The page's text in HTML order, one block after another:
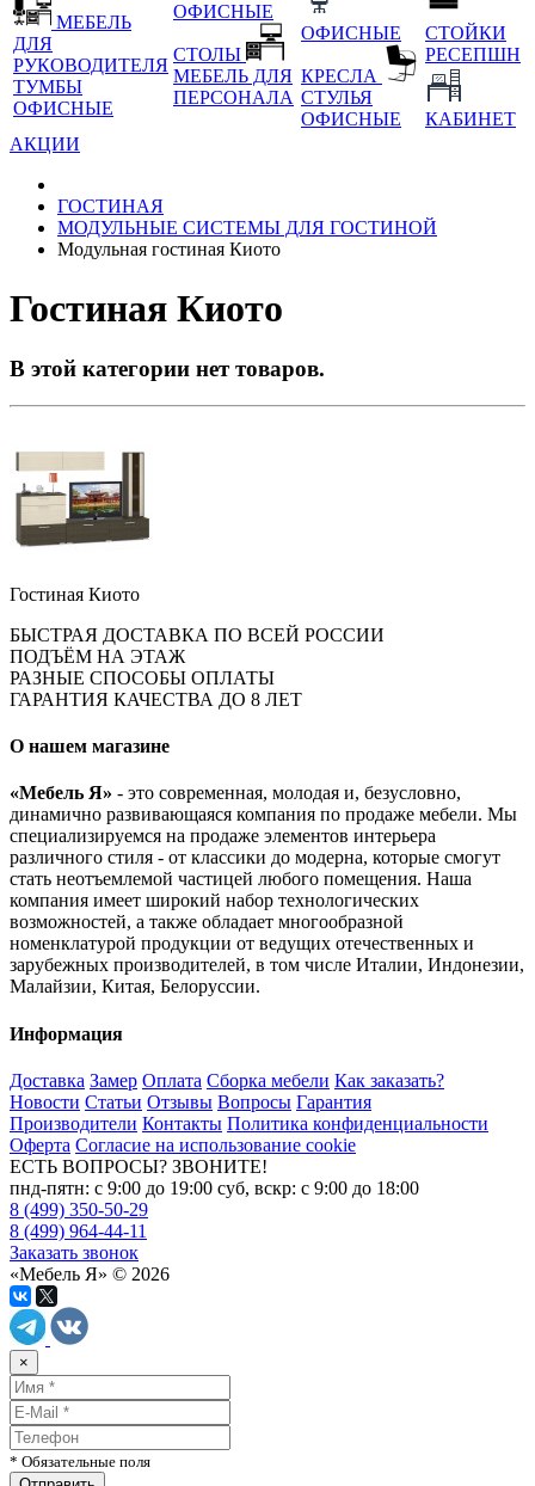
МЕБЕЛЬ
ДЛЯ
РУКОВОДИТЕЛЯ
ТУМБЫ
ОФИСНЫЕ
ОФИСНЫЕ
СТОЛЫ
МЕБЕЛЬ ДЛЯ
ПЕРСОНАЛА
ОФИСНЫЕ
КРЕСЛА
СТУЛЬЯ
ОФИСНЫЕ
СТОЙКИ
РЕСЕПШН
КАБИНЕТ
АКЦИИ
ГОСТИНАЯ
МОДУЛЬНЫЕ СИСТЕМЫ ДЛЯ ГОСТИНОЙ
Модульная гостиная Киото
Гостиная Киото
В этой категории нет товаров.
Гостиная Киото
БЫСТРАЯ ДОСТАВКА ПО ВСЕЙ РОССИИ
ПОДЪЁМ НА ЭТАЖ
РАЗНЫЕ СПОСОБЫ ОПЛАТЫ
ГАРАНТИЯ КАЧЕСТВА ДО 8 ЛЕТ
О нашем магазине
«Мебель Я» - это современная, молодая и, безусловно,
динамично развивающаяся компания по продаже мебели. Мы
специализируемся на продаже элементов интерьера
различного стиля - от классики до модерна, которые смогут
стать неотъемлемой частицей любого помещения. Наша
компания имеет широкий набор технологических
возможностей, а также обладает многообразной
номенклатурой продукции от ведущих отечественных и
зарубежных производителей, в том числе Италии, Индонезии,
Малайзии, Китая, Белоруссии.
Информация
Доставка Замер Оплата Сборка мебели Как заказать?
Новости Статьи Отзывы Вопросы Гарантия
Производители Контакты Политика конфиденциальности
Оферта Согласие на использование cookie
ЕСТЬ ВОПРОСЫ? ЗВОНИТЕ!
пнд-пятн: с 9:00 до 19:00 суб, вскр: с 9:00 до 18:00
8 (499) 350-50-29
8 (499) 964-44-11
Заказать звонок
«Мебель Я» © 2026
×
* Обязательные поля